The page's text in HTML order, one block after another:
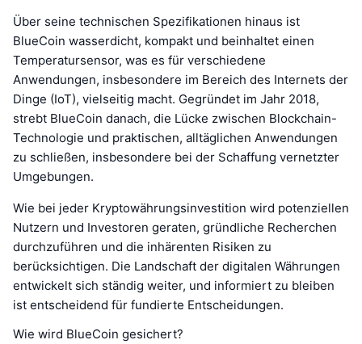
Über seine technischen Spezifikationen hinaus ist
BlueCoin wasserdicht, kompakt und beinhaltet einen
Temperatursensor, was es für verschiedene
Anwendungen, insbesondere im Bereich des Internets der
Dinge (IoT), vielseitig macht. Gegründet im Jahr 2018,
strebt BlueCoin danach, die Lücke zwischen Blockchain-
Technologie und praktischen, alltäglichen Anwendungen
zu schließen, insbesondere bei der Schaffung vernetzter
Umgebungen.
Wie bei jeder Kryptowährungsinvestition wird potenziellen
Nutzern und Investoren geraten, gründliche Recherchen
durchzuführen und die inhärenten Risiken zu
berücksichtigen. Die Landschaft der digitalen Währungen
entwickelt sich ständig weiter, und informiert zu bleiben
ist entscheidend für fundierte Entscheidungen.
Wie wird BlueCoin gesichert?